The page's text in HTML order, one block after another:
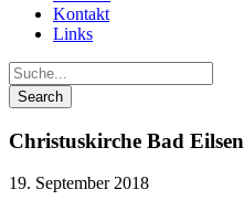
Kontakt
Links
Christuskirche Bad Eilsen
19. September 2018